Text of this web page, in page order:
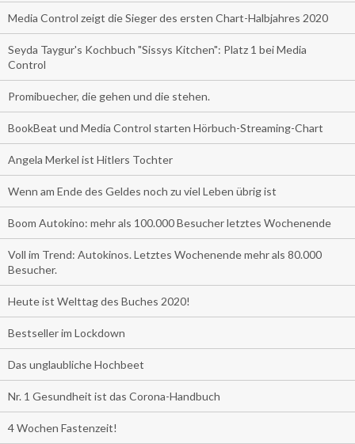
Media Control zeigt die Sieger des ersten Chart-Halbjahres 2020
Seyda Taygur's Kochbuch "Sissys Kitchen": Platz 1 bei Media
Control
Promibuecher, die gehen und die stehen.
BookBeat und Media Control starten Hörbuch-Streaming-Chart
Angela Merkel ist Hitlers Tochter
Wenn am Ende des Geldes noch zu viel Leben übrig ist
Boom Autokino: mehr als 100.000 Besucher letztes Wochenende
Voll im Trend: Autokinos. Letztes Wochenende mehr als 80.000
Besucher.
Heute ist Welttag des Buches 2020!
Bestseller im Lockdown
Das unglaubliche Hochbeet
Nr. 1 Gesundheit ist das Corona-Handbuch
4 Wochen Fastenzeit!